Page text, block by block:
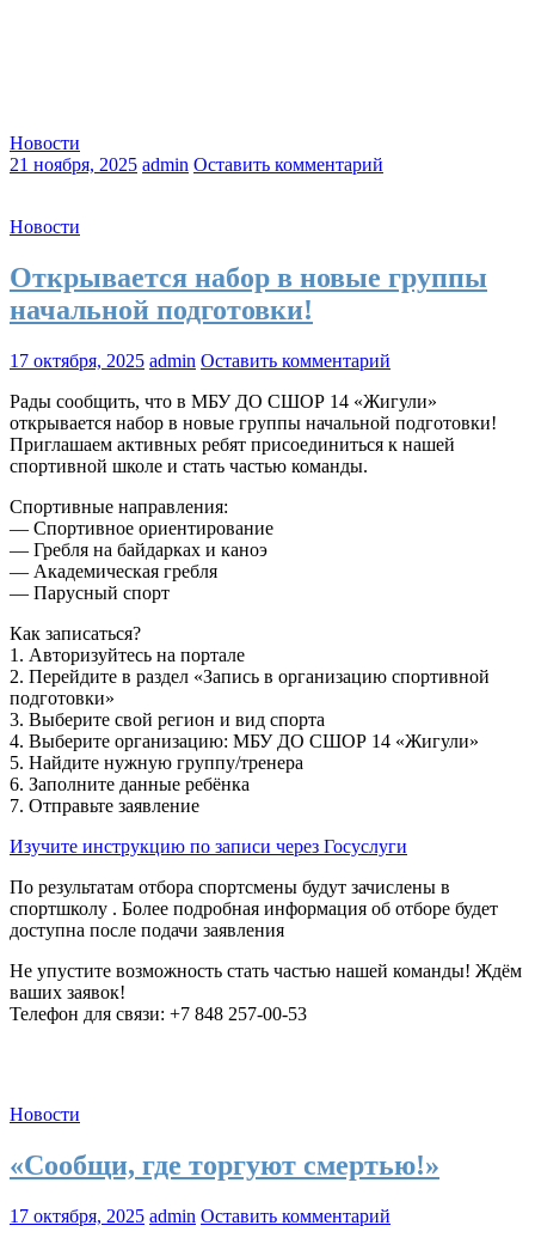
Новости
21 ноября, 2025 admin Оставить комментарий
Новости
Открывается набор в новые группы
начальной подготовки!
17 октября, 2025 admin Оставить комментарий
Рады сообщить, что в МБУ ДО СШОР 14 «Жигули»
открывается набор в новые группы начальной подготовки!
Приглашаем активных ребят присоединиться к нашей
спортивной школе и стать частью команды.
Спортивные направления:
— Спортивное ориентирование
— Гребля на байдарках и каноэ
— Академическая гребля
— Парусный спорт
Как записаться?
1. Авторизуйтесь на портале
2. Перейдите в раздел «Запись в организацию спортивной
подготовки»
3. Выберите свой регион и вид спорта
4. Выберите организацию: МБУ ДО СШОР 14 «Жигули»
5. Найдите нужную группу/тренера
6. Заполните данные ребёнка
7. Отправьте заявление
Изучите инструкцию по записи через Госуслуги
По результатам отбора спортсмены будут зачислены в
спортшколу . Более подробная информация об отборе будет
доступна после подачи заявления
Не упустите возможность стать частью нашей команды! Ждём
ваших заявок!
Телефон для связи: +7 848 257-00-53
Новости
«Сообщи, где торгуют смертью!»
17 октября, 2025 admin Оставить комментарий